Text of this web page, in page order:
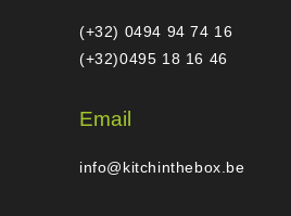
(+32) 0494 94 74 16
(+32)0495 18 16 46
Email
info@kitchinthebox.be